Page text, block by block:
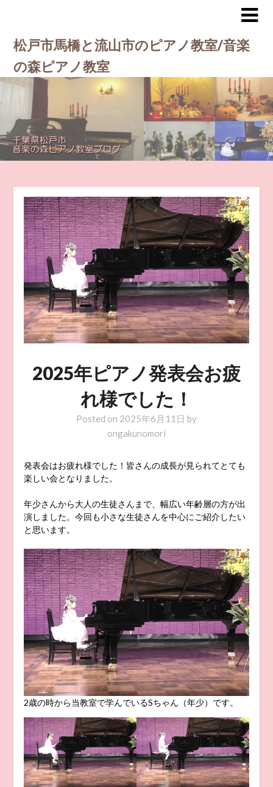
松戸市馬橋と流山市のピアノ教室/音楽
の森ピアノ教室
2025年ピアノ発表会お疲
れ様でした！
Posted on 2025年6月11日 by
ongakunomori
発表会はお疲れ様でした！皆さんの成長が見られてとても
楽しい会となりました。
年少さんから大人の生徒さんまで、幅広い年齢層の方が出
演しました。今回も小さな生徒さんを中心にご紹介したい
と思います。
2歳の時から当教室で学んでいるSちゃん（年少）です。